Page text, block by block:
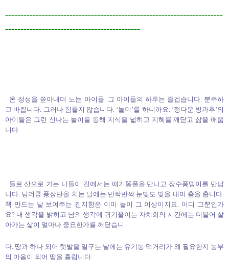
-----------------------------------------------------------------------
--------------------------------------------
온 정성을 쏟아내며 노는 아이들. 그 아이들의 하루는 즐겁습니다. 분주하
고 바쁩니다. 그러나 힘들지 않습니다. ‘놀이’를 하니까요. ‘정다운 방과후’의
아이들은 그런 신나는 놀이를 통해 지식을 넓히고 지혜를 깨닫고 삶을 배웁
니다.
들로 산으로 가는 나들이 길에서는 애기똥풀을 만나고 장수풍뎅이를 만납
니다. 덩더쿵 풍장단을 치는 날에는 반짝반짝 눈빛도 빛을 내며 춤을 춥니다.
책 만드는 날 보여주는 진지함은 이미 놀이 그 이상이지요. 어디 그뿐인가
요? 내 생각을 밝히고 남의 생각에 귀기울이는 자치회의 시간에는 더불어 살
아가는 삶이 얼마나 중요한가를 깨닫습니
다. 땅과 하나 되어 텃밭을 일구는 날에는 유기농 먹거리가 왜 필요한지 농부
의 마음이 되어 땀을 흘립니다.